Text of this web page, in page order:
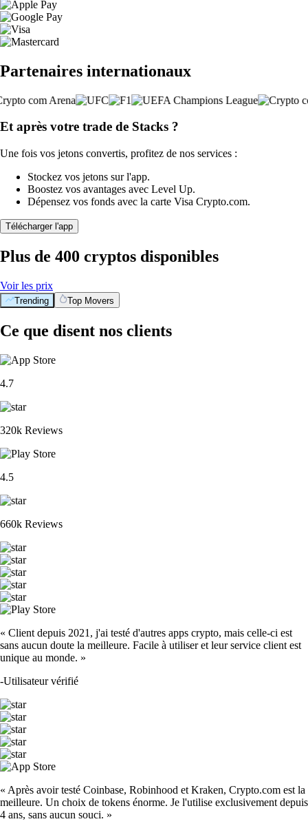
Partenaires internationaux
Et après votre trade de Stacks ?
Une fois vos jetons convertis, profitez de nos services :
Stockez vos jetons sur l'app.
Boostez vos avantages avec Level Up.
Dépensez vos fonds avec la carte Visa Crypto.com.
Télécharger l'app
Plus de 400 cryptos disponibles
Voir les prix
Trending Top Movers
Ce que disent nos clients
4.7
320k Reviews
4.5
660k Reviews
« Client depuis 2021, j'ai testé d'autres apps crypto, mais celle-ci est
sans aucun doute la meilleure. Facile à utiliser et leur service client est
unique au monde. »
-Utilisateur vérifié
« Après avoir testé Coinbase, Robinhood et Kraken, Crypto.com est la
meilleure. Un choix de tokens énorme. Je l'utilise exclusivement depuis
4 ans, sans aucun souci. »